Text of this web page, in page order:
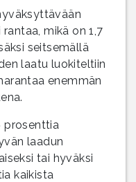
mikä on 1,7
seitsemällä
laatu luokiteltiin
enemmän
prosenttia
laadun
tai hyväksi
kaikista